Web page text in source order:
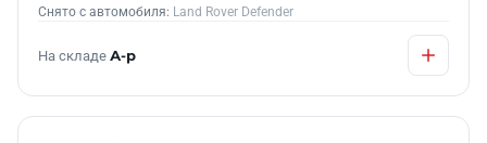
Снято с автомобиля: Land Rover Defender
На складе А-р